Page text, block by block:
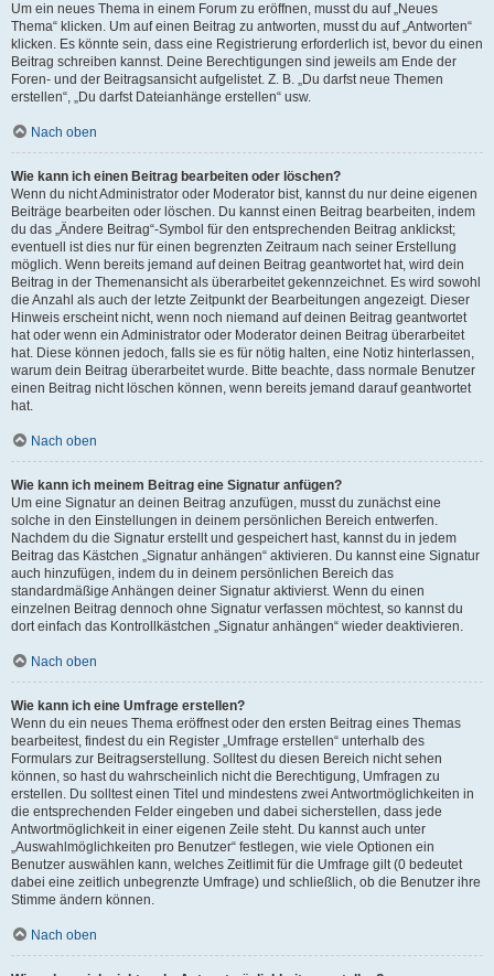
Um ein neues Thema in einem Forum zu eröffnen, musst du auf „Neues
Thema“ klicken. Um auf einen Beitrag zu antworten, musst du auf „Antworten“
klicken. Es könnte sein, dass eine Registrierung erforderlich ist, bevor du einen
Beitrag schreiben kannst. Deine Berechtigungen sind jeweils am Ende der
Foren- und der Beitragsansicht aufgelistet. Z. B. „Du darfst neue Themen
erstellen“, „Du darfst Dateianhänge erstellen“ usw.
Nach oben
Wie kann ich einen Beitrag bearbeiten oder löschen?
Wenn du nicht Administrator oder Moderator bist, kannst du nur deine eigenen
Beiträge bearbeiten oder löschen. Du kannst einen Beitrag bearbeiten, indem
du das „Ändere Beitrag“-Symbol für den entsprechenden Beitrag anklickst;
eventuell ist dies nur für einen begrenzten Zeitraum nach seiner Erstellung
möglich. Wenn bereits jemand auf deinen Beitrag geantwortet hat, wird dein
Beitrag in der Themenansicht als überarbeitet gekennzeichnet. Es wird sowohl
die Anzahl als auch der letzte Zeitpunkt der Bearbeitungen angezeigt. Dieser
Hinweis erscheint nicht, wenn noch niemand auf deinen Beitrag geantwortet
hat oder wenn ein Administrator oder Moderator deinen Beitrag überarbeitet
hat. Diese können jedoch, falls sie es für nötig halten, eine Notiz hinterlassen,
warum dein Beitrag überarbeitet wurde. Bitte beachte, dass normale Benutzer
einen Beitrag nicht löschen können, wenn bereits jemand darauf geantwortet
hat.
Nach oben
Wie kann ich meinem Beitrag eine Signatur anfügen?
Um eine Signatur an deinen Beitrag anzufügen, musst du zunächst eine
solche in den Einstellungen in deinem persönlichen Bereich entwerfen.
Nachdem du die Signatur erstellt und gespeichert hast, kannst du in jedem
Beitrag das Kästchen „Signatur anhängen“ aktivieren. Du kannst eine Signatur
auch hinzufügen, indem du in deinem persönlichen Bereich das
standardmäßige Anhängen deiner Signatur aktivierst. Wenn du einen
einzelnen Beitrag dennoch ohne Signatur verfassen möchtest, so kannst du
dort einfach das Kontrollkästchen „Signatur anhängen“ wieder deaktivieren.
Nach oben
Wie kann ich eine Umfrage erstellen?
Wenn du ein neues Thema eröffnest oder den ersten Beitrag eines Themas
bearbeitest, findest du ein Register „Umfrage erstellen“ unterhalb des
Formulars zur Beitragserstellung. Solltest du diesen Bereich nicht sehen
können, so hast du wahrscheinlich nicht die Berechtigung, Umfragen zu
erstellen. Du solltest einen Titel und mindestens zwei Antwortmöglichkeiten in
die entsprechenden Felder eingeben und dabei sicherstellen, dass jede
Antwortmöglichkeit in einer eigenen Zeile steht. Du kannst auch unter
„Auswahlmöglichkeiten pro Benutzer“ festlegen, wie viele Optionen ein
Benutzer auswählen kann, welches Zeitlimit für die Umfrage gilt (0 bedeutet
dabei eine zeitlich unbegrenzte Umfrage) und schließlich, ob die Benutzer ihre
Stimme ändern können.
Nach oben